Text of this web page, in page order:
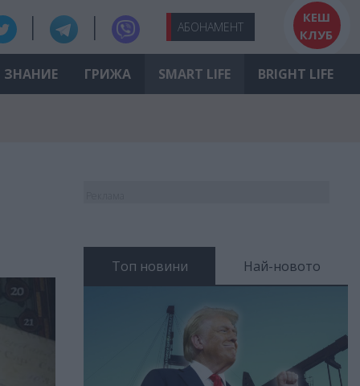
АБОНАМЕНТ
КЕШ
КЛУБ
ЗНАНИЕ ГРИЖА SMART LIFE BRIGHT LIFE
Топ новини Най-новото